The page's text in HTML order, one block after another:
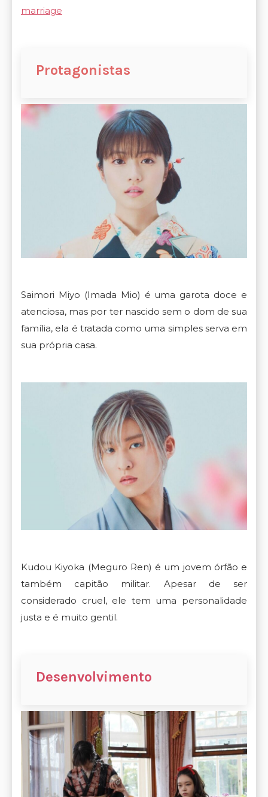
marriage
Protagonistas
Saimori Miyo (Imada Mio) é uma garota doce e
atenciosa, mas por ter nascido sem o dom de sua
família, ela é tratada como uma simples serva em
sua própria casa.
Kudou Kiyoka (Meguro Ren) é um jovem órfão e
também capitão militar. Apesar de ser
considerado cruel, ele tem uma personalidade
justa e é muito gentil.
Desenvolvimento